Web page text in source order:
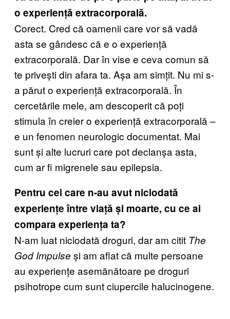
o experiență extracorporală.
Corect. Cred că oamenii care vor să vadă
asta se gândesc că e o experiență
extracorporală. Dar în vise e ceva comun să
te privești din afara ta. Așa am simțit. Nu mi s-
a părut o experiență extracorporală. În
cercetările mele, am descoperit că poți
stimula în creier o experiență extracorporală –
e un fenomen neurologic documentat. Mai
sunt și alte lucruri care pot declanșa asta,
cum ar fi migrenele sau epilepsia.
Pentru cei care n-au avut niciodată
experiențe între viață și moarte, cu ce ai
compara experiența ta?
N-am luat niciodată droguri, dar am citit The
God Impulse și am aflat că multe persoane
au experiențe asemănătoare pe droguri
psihotrope cum sunt ciupercile halucinogene.